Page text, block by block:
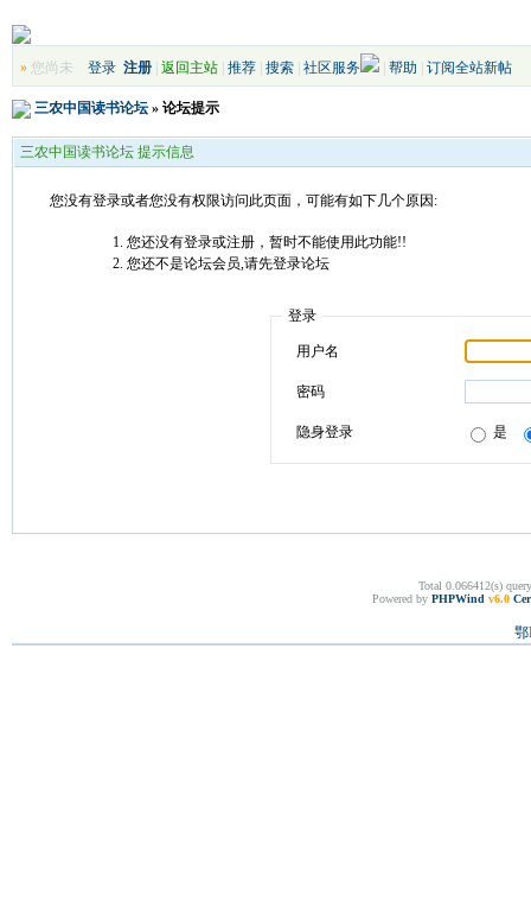
»您尚未 登录 注册| 返回主站| 推荐| 搜索| 社区服务 | 帮助 订阅全站新帖
三农中国读书论坛» 论坛提示
三农中国读书论坛 提示信息
您没有登录或者您没有权限访问此页面，可能有如下几个原因:
您还没有登录或注册，暂时不能使用此功能!!
您还不是论坛会员,请先登录论坛
登录
用户名
密码
隐身登录 是
Total 0.066412(s)
Powered by PHPWind v6.0
鄂